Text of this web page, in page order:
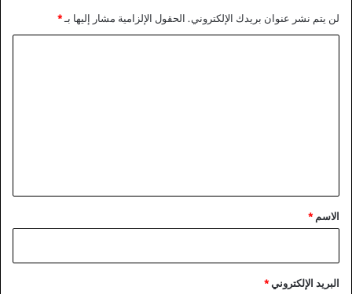
لن يتم نشر عنوان بريدك الإلكتروني. الحقول الإلزامية مشار إليها بـ*
*
الاسم *
البريد الإلكتروني*